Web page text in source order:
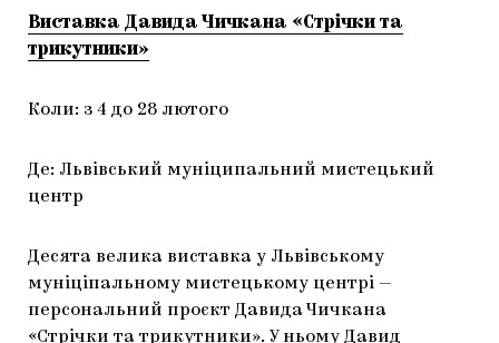
Виставка Давида Чичкана «Стрічки та
трикутники»
Коли: з 4 до 28 лютого
Де: Львівський муніципальний мистецький
центр
Десята велика виставка у Львівському
муніціпальному мистецькому центрі —
персональний проєкт Давида Чичкана
«Стрічки та трикутники». У ньому Давид